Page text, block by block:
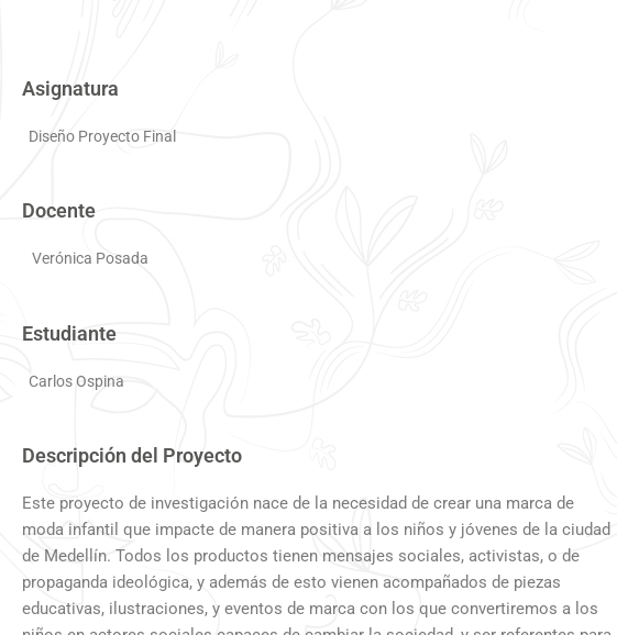
Asignatura
Diseño Proyecto Final
Docente
Verónica Posada
Estudiante
Carlos Ospina
Descripción del Proyecto
Este proyecto de investigación nace de la necesidad de crear una marca de
moda infantil que impacte de manera positiva a los niños y jóvenes de la ciudad
de Medellín. Todos los productos tienen mensajes sociales, activistas, o de
propaganda ideológica, y además de esto vienen acompañados de piezas
educativas, ilustraciones, y eventos de marca con los que convertiremos a los